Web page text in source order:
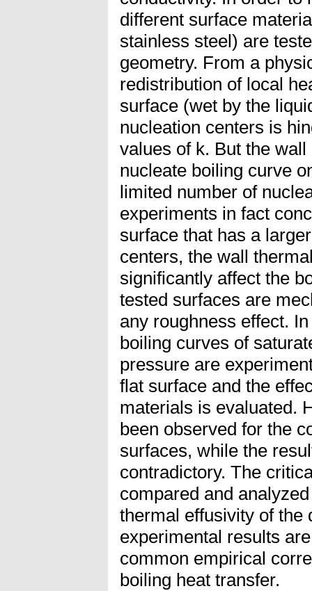
different surface
stainless steel) are
geometry. From a
redistribution of local
surface (wet by the
nucleation centers is
values of k. But the
nucleate boiling curve
limited number of
experiments in fact
surface that has a
centers, the wall
significantly affect the
tested surfaces are
any roughness effect.
boiling curves of
pressure are
flat surface and the
materials is evaluated.
been observed for the
surfaces, while the
contradictory. The
compared and
thermal effusivity of the
experimental results
common empirical
boiling heat transfer.